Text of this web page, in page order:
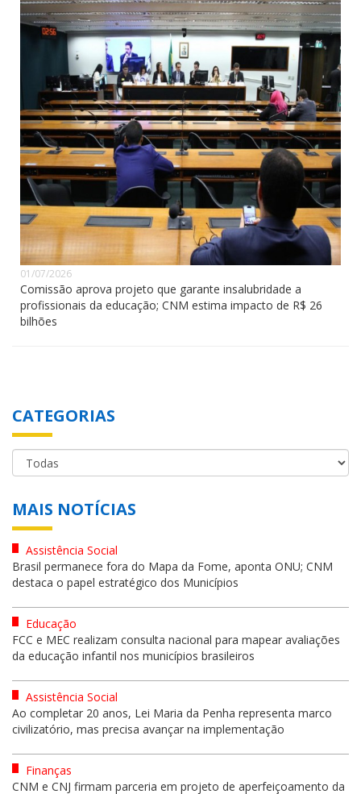
01/07/2026
Comissão aprova projeto que garante insalubridade a
profissionais da educação; CNM estima impacto de R$ 26
bilhões
CATEGORIAS
MAIS NOTÍCIAS
Assistência Social
Brasil permanece fora do Mapa da Fome, aponta ONU; CNM
destaca o papel estratégico dos Municípios
Educação
FCC e MEC realizam consulta nacional para mapear avaliações
da educação infantil nos municípios brasileiros
Assistência Social
Ao completar 20 anos, Lei Maria da Penha representa marco
civilizatório, mas precisa avançar na implementação
Finanças
CNM e CNJ firmam parceria em projeto de aperfeiçoamento da